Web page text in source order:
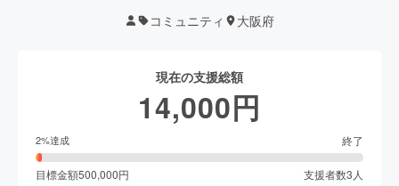
コミュニティ 大阪府
現在の支援総額
14,000円
2%達成 終了
目標金額500,000円 支援者数3 人